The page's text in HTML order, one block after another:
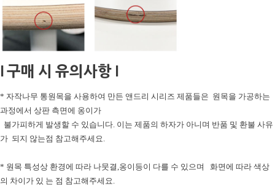
l 구매 시 유의사항 l
* 자작나무 통원목을 사용하여 만든 앤드리 시리즈 제품들은 원목을 가공하는
과정에서 상판 측면에 옹이가
불가피하게 발생할 수 있습니다. 이는 제품의 하자가 아니며 반품 및 환불 사유
가 되지 않는점 참고해주세요.
* 원목 특성상 환경에 따라 나뭇결,옹이등이 다를 수 있으며 화면에 따라 색상
의 차이가 있 는 점 참고해주세요.